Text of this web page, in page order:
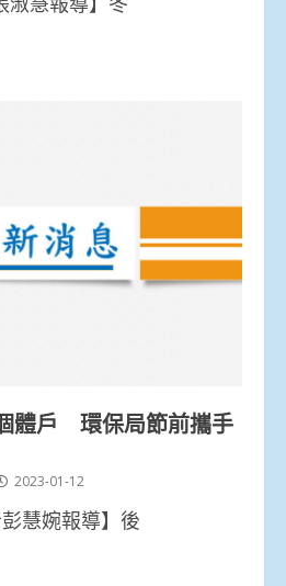
體戶 環保局節前攜手
2023-01-12
慧婉報導】後